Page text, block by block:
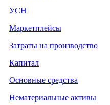
УСН
Маркетплейсы
Затраты на производство
Капитал
Основные средства
Нематериальные активы